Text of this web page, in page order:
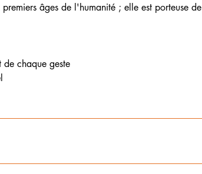
âges de l'humanité ; elle est porteuse de
de chaque geste